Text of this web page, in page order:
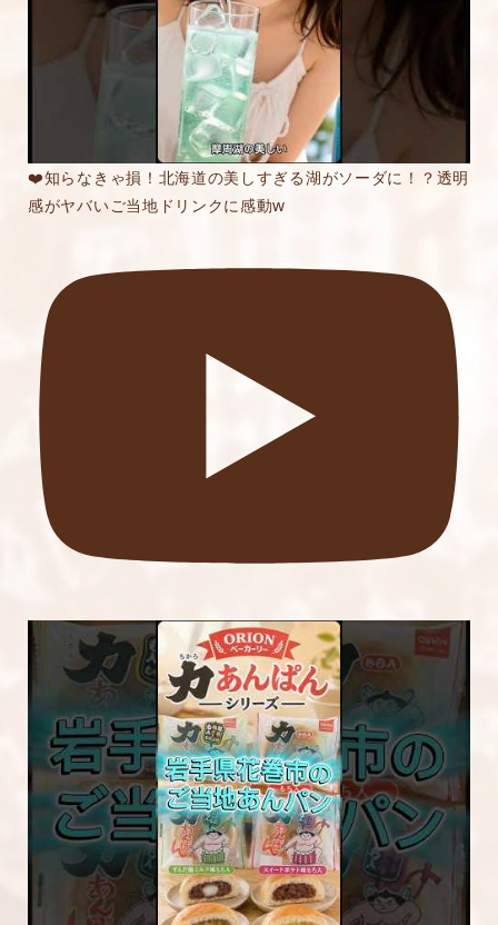
❤️知らなきゃ損！北海道の美しすぎる湖がソーダに！？透明
感がヤバいご当地ドリンクに感動w